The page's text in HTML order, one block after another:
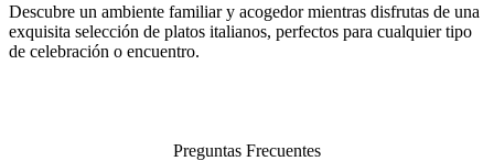
Descubre un ambiente familiar y acogedor mientras disfrutas de una
exquisita selección de platos italianos, perfectos para cualquier tipo
de celebración o encuentro.
Preguntas Frecuentes